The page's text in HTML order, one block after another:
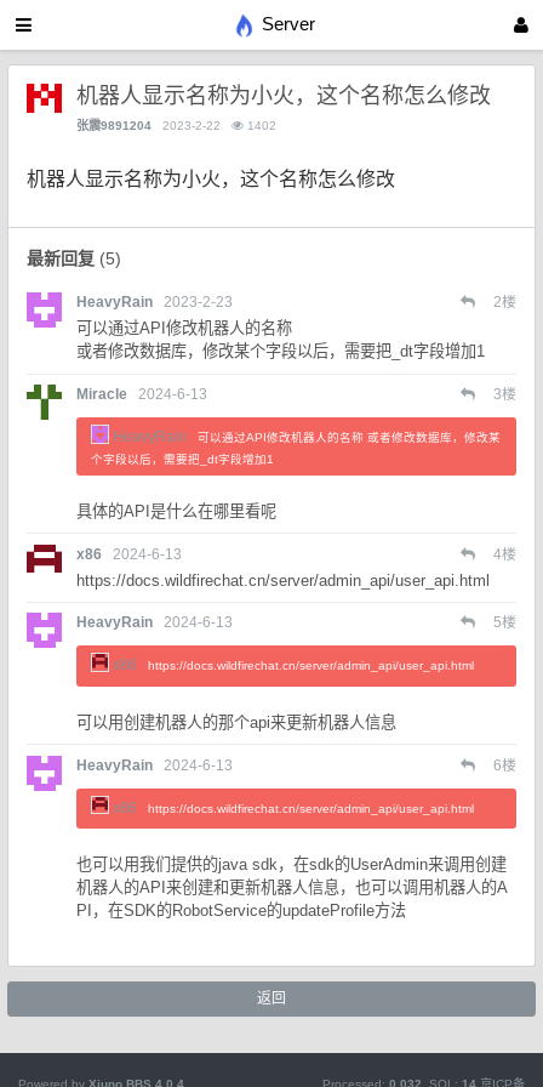
Server
机器人显示名称为小火，这个名称怎么修改
张震9891204 2023-2-22 1402
机器人显示名称为小火，这个名称怎么修改
最新回复 (5)
HeavyRain 2023-2-23 2楼
可以通过API修改机器人的名称
或者修改数据库，修改某个字段以后，需要把_dt字段增加1
Miracle 2024-6-13 3楼
HeavyRain
可以通过API修改机器人的名称 或者修改数据库，修改某
个字段以后，需要把_dt字段增加1
具体的API是什么在哪里看呢
x86 2024-6-13 4楼
https://docs.wildfirechat.cn/server/admin_api/user_api.html
HeavyRain 2024-6-13 5楼
x86 https://docs.wildfirechat.cn/server/admin_api/user_api.html
可以用创建机器人的那个api来更新机器人信息
HeavyRain 2024-6-13 6楼
x86 https://docs.wildfirechat.cn/server/admin_api/user_api.html
也可以用我们提供的java sdk，在sdk的UserAdmin来调用创建
机器人的API来创建和更新机器人信息，也可以调用机器人的A
PI，在SDK的RobotService的updateProfile方法
返回
Powered by Xiuno BBS 4.0.4 Processed: 0.032 , SQL: 14 京ICP备